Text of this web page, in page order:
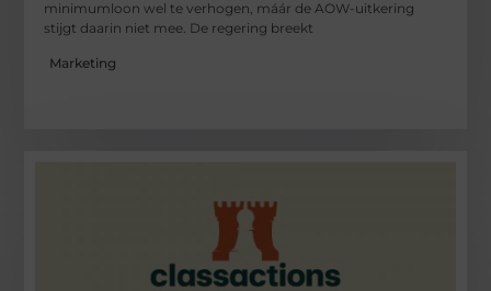
minimumloon wel te verhogen, máár de AOW-uitkering
stijgt daarin niet mee. De regering breekt
Marketing